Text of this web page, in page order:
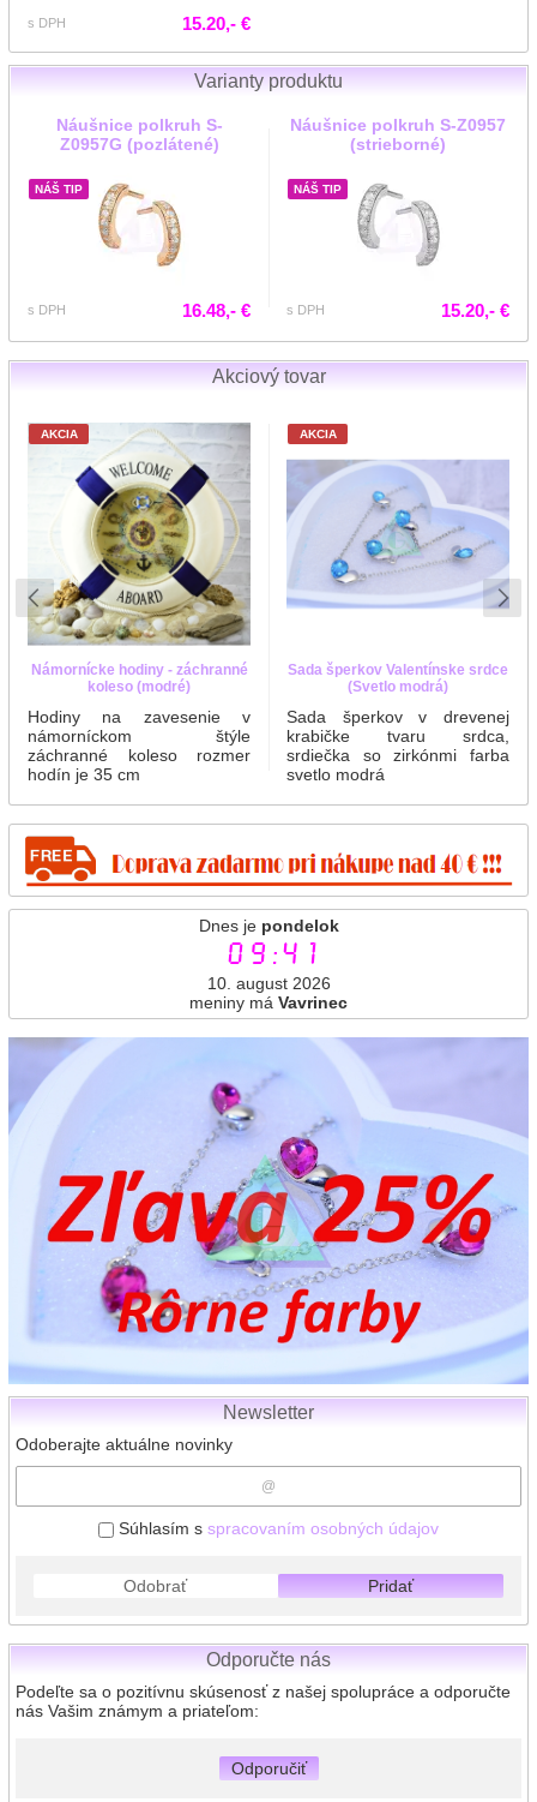
Dnes je pondelok
09:41
10. august 2026
meniny má Vavrinec
Newsletter
Odoberajte aktuálne novinky
Súhlasím s spracovaním osobných údajov
Odobrať Pridať
Odporučte nás
Podeľte sa o pozitívnu skúsenosť z našej spolupráce a odporučte
nás Vašim známym a priateľom:
Odporučiť
s DPH 15.20,- €
Varianty produktu
Náušnice polkruh S-
Z0957G (pozlátené)
NÁŠ TIP
s DPH 16.48,- €
Náušnice polkruh S-Z0957
(strieborné)
NÁŠ TIP
s DPH 15.20,- €
Akciový tovar
AKCIA
Námornícke hodiny - záchranné
koleso (modré)
Hodiny na zavesenie v
námorníckom štýle
záchranné koleso rozmer
hodín je 35 cm
AKCIA
Sada šperkov Valentínske srdce
(Svetlo modrá)
Sada šperkov v drevenej
krabičke tvaru srdca,
srdiečka so zirkónmi farba
svetlo modrá